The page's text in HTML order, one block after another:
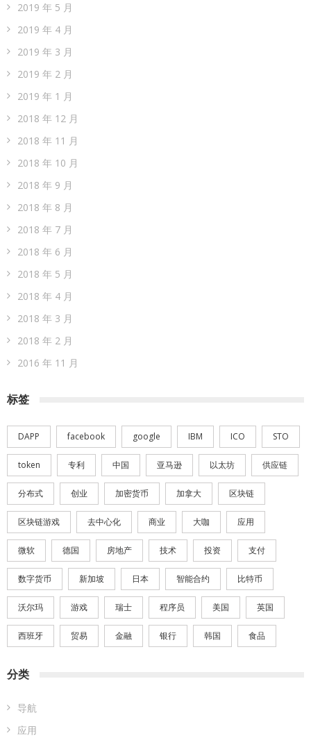
2019 年 5 月
2019 年 4 月
2019 年 3 月
2019 年 2 月
2019 年 1 月
2018 年 12 月
2018 年 11 月
2018 年 10 月
2018 年 9 月
2018 年 8 月
2018 年 7 月
2018 年 6 月
2018 年 5 月
2018 年 4 月
2018 年 3 月
2018 年 2 月
2016 年 11 月
标签
DAPP facebook google IBM ICO STO
token 专利 中国 亚马逊 以太坊 供应链
分布式 创业 加密货币 加拿大 区块链
区块链游戏 去中心化 商业 大咖 应用
微软 德国 房地产 技术 投资 支付
数字货币 新加坡 日本 智能合约 比特币
沃尔玛 游戏 瑞士 程序员 美国 英国
西班牙 贸易 金融 银行 韩国 食品
分类
导航
应用